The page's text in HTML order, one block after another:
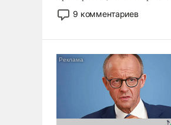
двигаемся по пути
революционных изменений.
псевдонаучной фантастики,
стало всерьез обсуждаемой
9 комментариев